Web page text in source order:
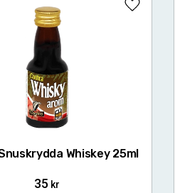
Whiskey 25ml
35 kr
Lägg till